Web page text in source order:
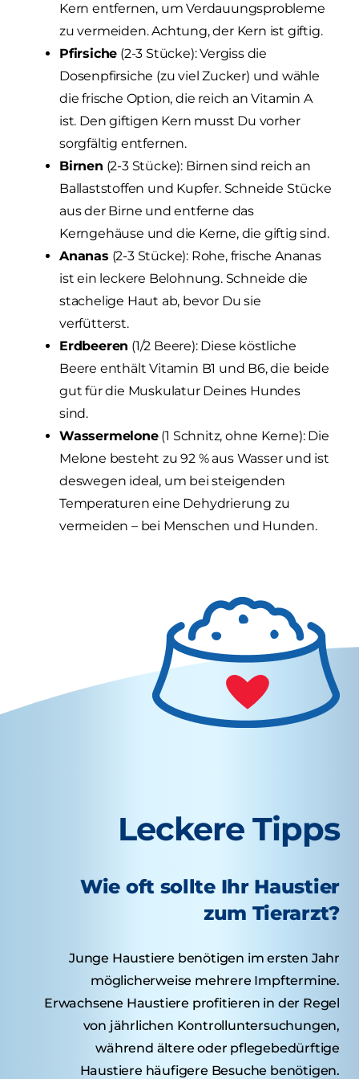
Kern entfernen, um Verdauungsprobleme
zu vermeiden. Achtung, der Kern ist giftig.
Pfirsiche (2-3 Stücke): Vergiss die
Dosenpfirsiche (zu viel Zucker) und wähle
die frische Option, die reich an Vitamin A
ist. Den giftigen Kern musst Du vorher
sorgfältig entfernen.
Birnen (2-3 Stücke): Birnen sind reich an
Ballaststoffen und Kupfer. Schneide Stücke
aus der Birne und entferne das
Kerngehäuse und die Kerne, die giftig sind.
Ananas (2-3 Stücke): Rohe, frische Ananas
ist ein leckere Belohnung. Schneide die
stachelige Haut ab, bevor Du sie
verfütterst.
Erdbeeren (1/2 Beere): Diese köstliche
Beere enthält Vitamin B1 und B6, die beide
gut für die Muskulatur Deines Hundes
sind.
Wassermelone(1 Schnitz, ohne Kerne): Die
Melone besteht zu 92 % aus Wasser und ist
deswegen ideal, um bei steigenden
Temperaturen eine Dehydrierung zu
vermeiden – bei Menschen und Hunden.
Leckere Tipps
Wie oft sollte Ihr Haustier
zum Tierarzt?
Junge Haustiere benötigen im ersten Jahr
möglicherweise mehrere Impftermine.
Erwachsene Haustiere profitieren in der Regel
von jährlichen Kontrolluntersuchungen,
während ältere oder pflegebedürftige
Haustiere häufigere Besuche benötigen.